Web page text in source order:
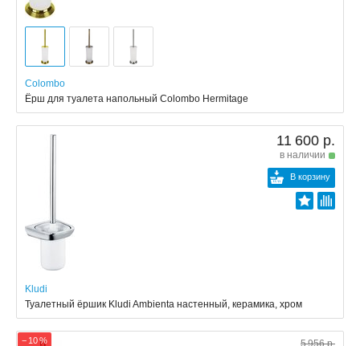
Colombo
Ёрш для туалета напольный Colombo Hermitage
11 600 р.
в наличии
В корзину
Kludi
Туалетный ёршик Kludi Ambienta настенный, керамика, хром
− 10 %